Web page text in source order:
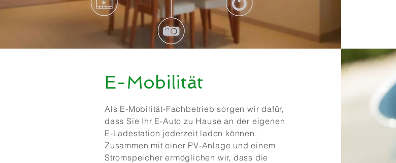
E-Mobilität
Als E-Mobilität-Fachbetrieb sorgen wir dafür,
dass Sie Ihr E-Auto zu Hause an der eigenen
E-Ladestation jederzeit laden können.
Zusammen mit einer PV-Anlage und einem
Stromspeicher ermöglichen wir, dass die